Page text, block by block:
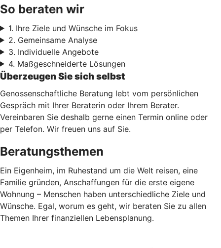
So beraten wir
1. Ihre Ziele und Wünsche im Fokus
2. Gemeinsame Analyse
3. Individuelle Angebote
4. Maßgeschneiderte Lösungen
Überzeugen Sie sich selbst
Genossenschaftliche Beratung lebt vom persönlichen
Gespräch mit Ihrer Beraterin oder Ihrem Berater.
Vereinbaren Sie deshalb gerne einen Termin online oder
per Telefon. Wir freuen uns auf Sie.
Beratungsthemen
Ein Eigenheim, im Ruhestand um die Welt reisen, eine
Familie gründen, Anschaffungen für die erste eigene
Wohnung – Menschen haben unterschiedliche Ziele und
Wünsche. Egal, worum es geht, wir beraten Sie zu allen
Themen Ihrer finanziellen Lebensplanung.